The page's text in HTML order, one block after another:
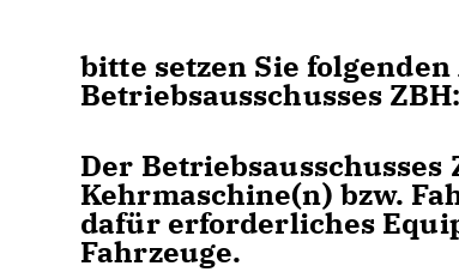
bitte setzen Sie
Betriebsausschusses ZBH:
Der
Kehrmaschine(n) bzw.
dafür erforderliches
Fahrzeuge.